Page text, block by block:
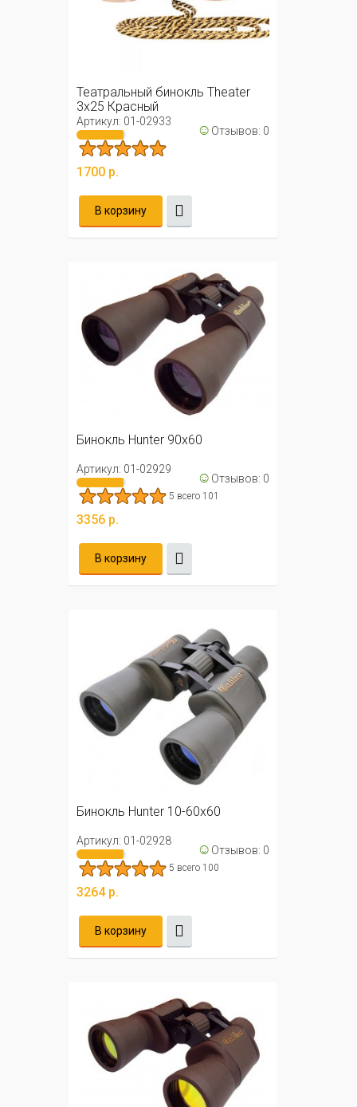
Театральный бинокль Theater
3x25 Красный
Артикул: 01-02933 ☺ Отзывов: 0
1700 р.
В корзину
Бинокль Hunter 90х60
Артикул: 01-02929 ☺ Отзывов: 0
5 всего 101
3356 р.
В корзину
Бинокль Hunter 10-60х60
Артикул: 01-02928 ☺ Отзывов: 0
5 всего 100
3264 р.
В корзину